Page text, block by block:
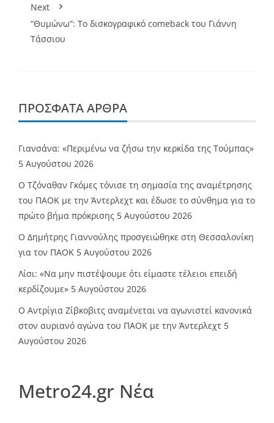
Next
“Θυμώνω”: Το δισκογραφικό comeback του Γιάννη
Τάσσιου
ΠΡΌΣΦΑΤΑ ΆΡΘΡΑ
Γιανσάνα: «Περιμένω να ζήσω την κερκίδα της Τούμπας»
5 Αυγούστου 2026
Ο Τζόναθαν Γκόμες τόνισε τη σημασία της αναμέτρησης
του ΠΑΟΚ με την Άντερλεχτ και έδωσε το σύνθημα για το
πρώτο βήμα πρόκρισης 5 Αυγούστου 2026
Ο Δημήτρης Γιαννούλης προσγειώθηκε στη Θεσσαλονίκη
για τον ΠΑΟΚ 5 Αυγούστου 2026
Λίσι: «Να μην πιστέψουμε ότι είμαστε τέλειοι επειδή
κερδίζουμε» 5 Αυγούστου 2026
Ο Αντρίγια Ζίβκοβιτς αναμένεται να αγωνιστεί κανονικά
στον αυριανό αγώνα του ΠΑΟΚ με την Άντερλεχτ 5
Αυγούστου 2026
Metro24.gr Νέα